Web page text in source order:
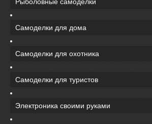
Рыболовные самоделки
Самоделки для дома
Самоделки для охотника
Самоделки для туристов
Электроника своими руками